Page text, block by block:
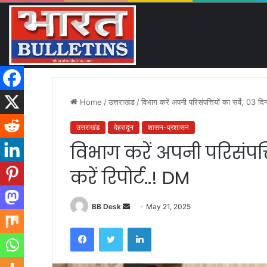
Friday, August 7 2026 Breaking News
Home /उत्तराखंड /विभाग करें अपनी परिसंपत्तियों का सर्वे, 03
उत्तराखंड देहरादून शासन-प्रशासन
विभाग करें अपनी
करें रिपोर्ट..! DM
BB Desk
d
a
May 21, 2025